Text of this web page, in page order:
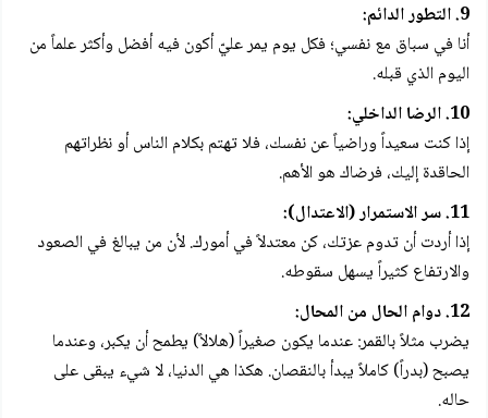
9. التطور الدائم:
أنا في سباق مع نفسي؛ فكل يوم يمر عليّ أكون فيه أفضل وأكثر علماً من
اليوم الذي قبله.
10. الرضا الداخلي:
إذا كنت سعيداً وراضياً عن نفسك، فلا تهتم بكلام الناس أو نظراتهم
الحاقدة إليك، فرضاك هو الأهم.
11. سر الاستمرار (الاعتدال):
إذا أردت أن تدوم عزتك، كن معتدلاً في أمورك. لأن من يبالغ في الصعود
والارتفاع كثيراً يسهل سقوطه.
12. دوام الحال من المحال:
يضرب مثلاً بالقمر: عندما يكون صغيراً (هلالاً) يطمح أن يكبر، وعندما
يصبح (بدراً) كاملاً يبدأ بالنقصان. هكذا هي الدنيا، لا شيء يبقى على
حاله.